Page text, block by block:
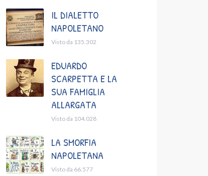
IL DIALETTO
NAPOLETANO
Visto da 135.302
EDUARDO
SCARPETTA E LA
SUA FAMIGLIA
ALLARGATA
Visto da 104.028
LA SMORFIA
NAPOLETANA
Visto da 66.577